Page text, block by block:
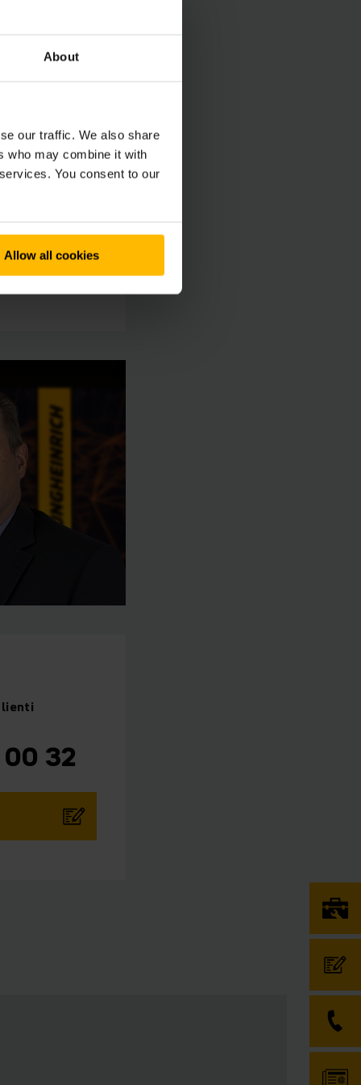
About
our traffic. We also share
who may combine it with
You consent to our
Allow all cookies
32